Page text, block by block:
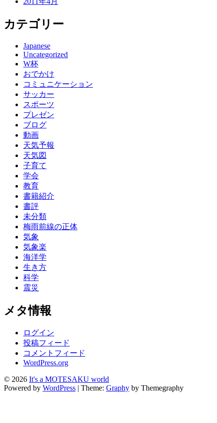
カテゴリー
Japanese
Uncategorized
W杯
おでかけ
コミュニケーション
サッカー
スポーツ
プレゼン
ブログ
動画
天気予報
天気図
子育て
学会
教育
書籍紹介
書評
未分類
梅雨前線の正体
気象
気象楽
海洋学
生き方
科学
震災
メタ情報
ログイン
投稿フィード
コメントフィード
WordPress.org
© 2026 It's a MOTESAKU world
Powered by WordPress | Theme: Graphy by Themegraphy